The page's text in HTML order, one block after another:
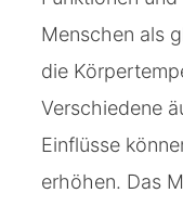
Menschen als
die
Verschiedene
Einflüsse
erhöhen. Das